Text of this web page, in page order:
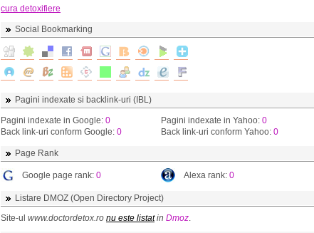
cura detoxifiere
Social Bookmarking
Pagini indexate si backlink-uri (IBL)
Pagini indexate in Google: 0
Back link-uri conform Google: 0
Pagini indexate in Yahoo: 0
Back link-uri conform Yahoo: 0
Page Rank
Google page rank: 0 Alexa rank: 0
Listare DMOZ (Open Directory Project)
Site-ul www.doctordetox.ro nu este listatin Dmoz.